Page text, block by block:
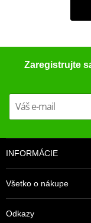
Zaregistrujte
INFORMÁCIE
Všetko o nákupe
Odkazy